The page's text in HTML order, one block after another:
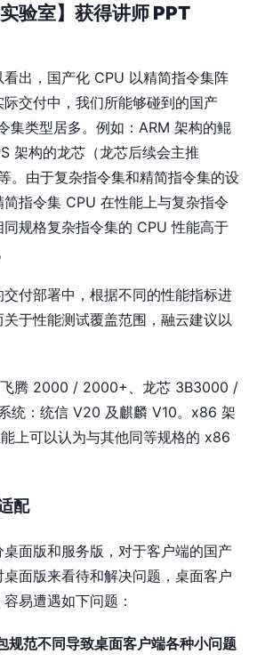
实验室】获得讲师 PPT
出，国产化 CPU 以精简指令集阵
交付中，我们所能够碰到的国产
集类型居多。例如：ARM 架构的鲲
架构的⻰芯（龙芯后续会主推
。由于复杂指令集和精简指令集的设
指令集 CPU 在性能上与复杂指令
规格复杂指令集的 CPU 性能高于
交付部署中，根据不同的性能指标进
于性能测试覆盖范围，融云建议以
腾 2000 / 2000+、龙芯 3B3000 /
统：统信 V20 及麒麟 V10。x86 架
上可以认为与其他同等规格的 x86
配
面版和服务版，对于客户端的国产
⾯版来看待和解决问题，桌⾯客户
易遭遇如下问题：
范不同导致桌⾯客户端各种⼩问题